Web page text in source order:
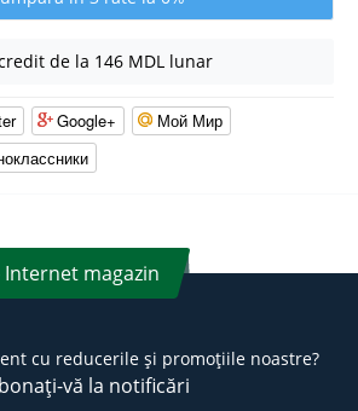
de la 146 MDL lunar
Google+
Мой Мир
magazin
cu reducerile și promoțiile noastre?
vă la notificări